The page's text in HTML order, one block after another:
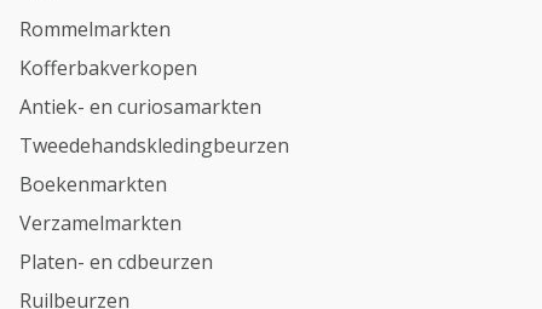
Rommelmarkten
Kofferbakverkopen
Antiek- en curiosamarkten
Tweedehandskledingbeurzen
Boekenmarkten
Verzamelmarkten
Platen- en cdbeurzen
Ruilbeurzen